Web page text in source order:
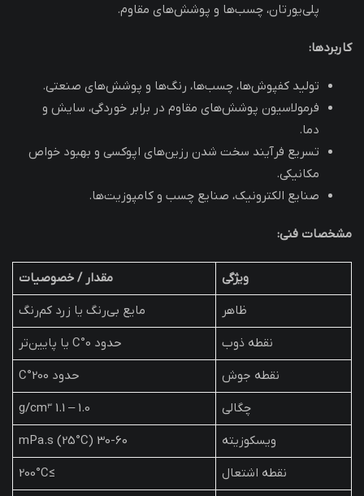
پلی‌یورتان، چسب‌ها و پوشش‌های مقاوم.
کاربردها:
تولید کفپوش‌ها، چسب‌ها، رنگ‌ها و پوشش‌های صنعتی.
فرمولاسیون پوشش‌های مقاوم در برابر خوردگی، سایش و
دما.
تسریع فرآیند سخت شدن رزین‌های اپوکسی و بهبود خواص
مکانیکی.
صنایع الکترونیک، صنایع چسب و کامپوزیت‌ها.
مشخصات فنی:
ویژگی
مقدار / خصوصیات
ظاهر
مایع بی‌رنگ یا زرد کم‌رنگ
نقطه ذوب
حدود 0°C یا پایین‌تر
نقطه جوش
حدود 200°C
چگالی
1.0 – 1.1 g/cm³
ویسکوزیته
30-60 mPa.s (25°C)
نقطه اشتعال
≥200°C